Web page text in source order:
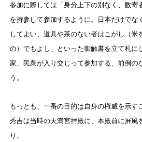
参加に際しては「身分上下の別なく、数寄
を持参して参加するように。日本だけでな
してよい、道具や茶のない者はこがし（米
の）でもよし」といった御触書を立て札に
家、民衆が入り交じって参加する、前例の
う。
もっとも、一番の目的は自身の権威を示す
秀吉は当時の天満宮拝殿に、本殿前に屏風
り、